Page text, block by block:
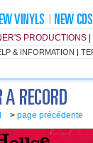
PRODUCTIONS
& INFORMATION |
> page précédente